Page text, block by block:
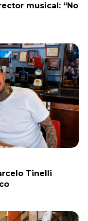
musical: “No
Tinelli